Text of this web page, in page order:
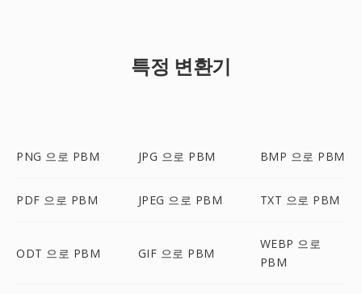
특정 변환기
PNG 으로 PBM JPG 으로 PBM BMP 으로 PBM
PDF 으로 PBM JPEG 으로 PBM TXT 으로 PBM
ODT 으로 PBM GIF 으로 PBM
WEBP 으로
PBM